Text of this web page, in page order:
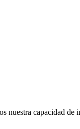
nuestra capacidad